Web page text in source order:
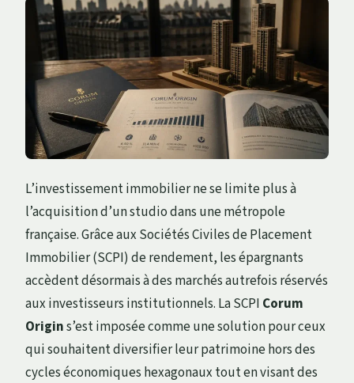
L’investissement immobilier ne se limite plus à
l’acquisition d’un studio dans une métropole
française. Grâce aux Sociétés Civiles de Placement
Immobilier (SCPI) de rendement, les épargnants
accèdent désormais à des marchés autrefois réservés
aux investisseurs institutionnels. La SCPI Corum
Origins’est imposée comme une solution pour ceux
qui souhaitent diversifier leur patrimoine hors des
cycles économiques hexagonaux tout en visant des